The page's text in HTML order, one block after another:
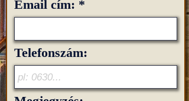
Email cím:
Telefonszám: